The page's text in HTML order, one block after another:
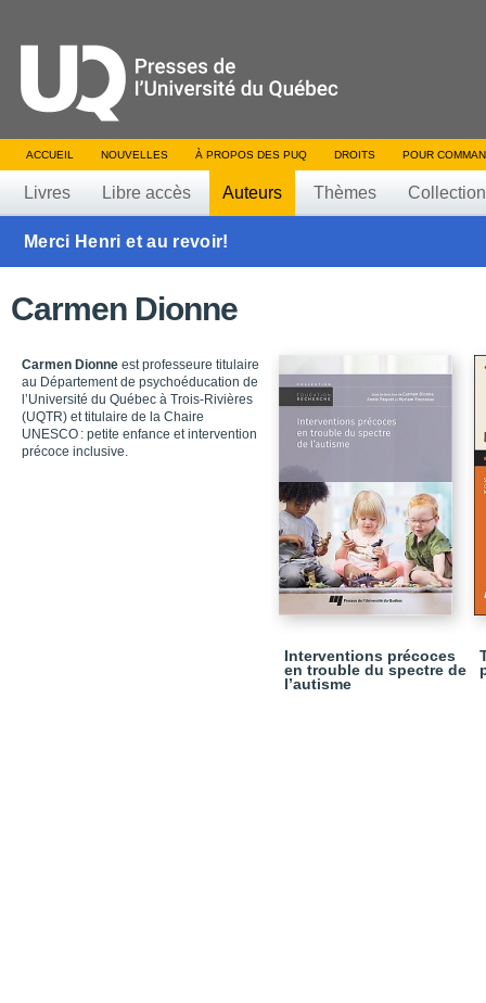
ACCUEIL NOUVELLES À PROPOS DES PUQ DROITS POUR
Livres Libre accès Auteurs Thèmes
Merci Henri et au revoir!
Carmen Dionne
Carmen Dionne est professeure titulaire
au Département de psychoéducation de
l’Université du Québec à Trois-Rivières
(UQTR) et titulaire de la Chaire
UNESCO : petite enfance et intervention
précoce inclusive.
Interventions précoces
en trouble du spectre de
l’autisme